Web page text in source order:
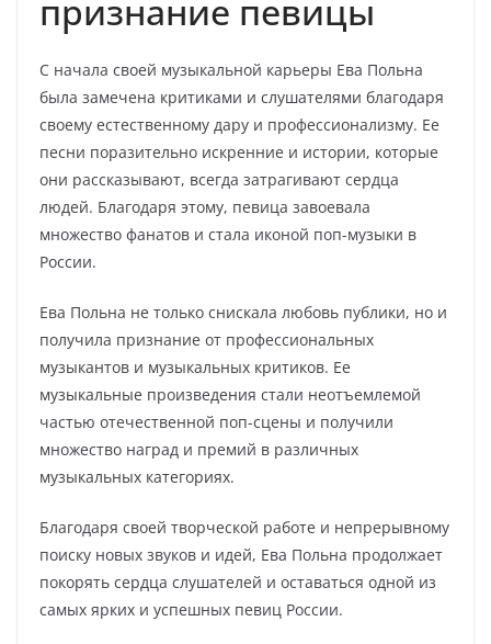
признание певицы
С начала своей музыкальной карьеры Ева Польна
была замечена критиками и слушателями благодаря
своему естественному дару и профессионализму. Ее
песни поразительно искренние и истории, которые
они рассказывают, всегда затрагивают сердца
людей. Благодаря этому, певица завоевала
множество фанатов и стала иконой поп-музыки в
России.
Ева Польна не только снискала любовь публики, но и
получила признание от профессиональных
музыкантов и музыкальных критиков. Ее
музыкальные произведения стали неотъемлемой
частью отечественной поп-сцены и получили
множество наград и премий в различных
музыкальных категориях.
Благодаря своей творческой работе и непрерывному
поиску новых звуков и идей, Ева Польна продолжает
покорять сердца слушателей и оставаться одной из
самых ярких и успешных певиц России.